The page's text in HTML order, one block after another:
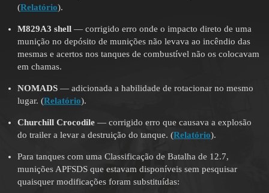
(Relatório).
M829A3 shell— corrigido erro onde o impacto direto de uma
munição no depósito de munições não levava ao incêndio das
mesmas e acertos nos tanques de combustível não os colocavam
em chamas.
NOMADS— adicionada a habilidade de rotacionar no mesmo
lugar. (Relatório).
Churchill Crocodile— corrigido erro que causava a explosão
do trailer a levar a destruição do tanque. (Relatório).
Para tanques com uma Classificação de Batalha de 12.7,
munições APFSDS que estavam disponíveis sem pesquisar
quaisquer modificações foram substituídas: